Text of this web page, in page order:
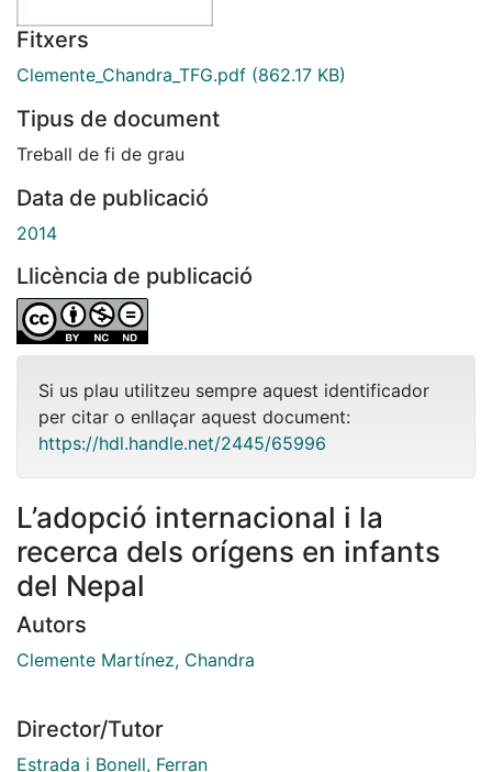
Fitxers
Clemente_Chandra_TFG.pdf (862.17 KB)
Tipus de document
Treball de fi de grau
Data de publicació
2014
Llicència de publicació
Si us plau utilitzeu sempre aquest identificador
per citar o enllaçar aquest document:
https://hdl.handle.net/2445/65996
L’adopció internacional i la
recerca dels orígens en infants
del Nepal
Autors
Clemente Martínez, Chandra
Director/Tutor
Estrada i Bonell, Ferran